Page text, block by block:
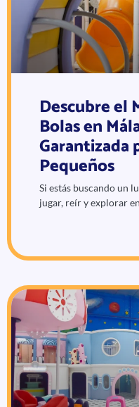
Descubre el
Bolas en
Garantizada
Pequeños
Si estás buscando un
jugar, reír y explorar